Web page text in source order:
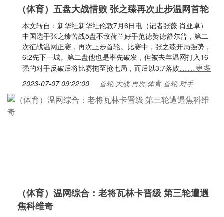
（体育）五盘大战惜败 张之臻再次止步温网首轮
本文转自：新华社新华社伦敦7月6日电（记者张薇 肖亚卓）
中国选手张之臻苦战5盘不敌荷兰好手范德赞德舒尔普，第二
次征战温网正赛，再次止步首轮。比赛中，张之臻开局强势，
6:2先下一城。第二盘他也是率先破发，但被去年温网打入16
强的对手反破后将比赛拖至抢七局，而后以3:7落败……更多
2023-07-07 09:22:00 首轮,大战,再次,体育,首轮,对手
（体育）温网综合：老将瓦林卡晋级 第三轮遭遇
焦科维奇